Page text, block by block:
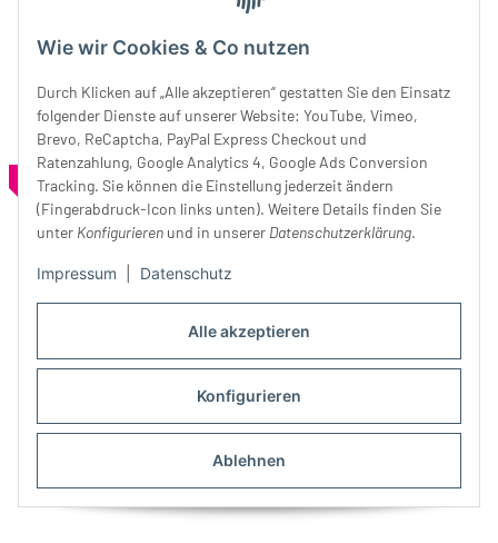
Alle akzeptieren
Konfigurieren
Ablehnen
Wie wir Cookies & Co nutzen
Durch Klicken auf „Alle akzeptieren“ gestatten Sie den Einsatz
folgender Dienste auf unserer Website: YouTube, Vimeo,
Brevo, ReCaptcha, PayPal Express Checkout und
Ratenzahlung, Google Analytics 4, Google Ads Conversion
Tracking. Sie können die Einstellung jederzeit ändern
(Fingerabdruck-Icon links unten). Weitere Details finden Sie
unter Konfigurieren und in unserer Datenschutzerklärung.
Impressum Datenschutz
9,90 €
13,90 €
Geschirr-Set BLÜTENFEE,
Acufactum
39,90 €*44,40 €
Geschirr-Set
WOLLFREUNDE, Kind mit
Schäfchen, Acufactum
39,90 €*44,40 €